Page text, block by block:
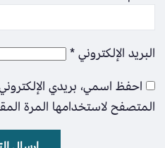
البريد الإلكتروني*
احفظ اسمي، بريدي
المتصفح لاستخدامها المرة